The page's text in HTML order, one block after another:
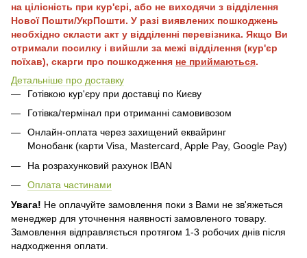
на цілісність при кур'єрі, або не виходячи з відділення
Нової Пошти/УкрПошти. У разі виявлених пошкоджень
необхідно скласти акт у відділенні перевізника. Якщо Ви
отримали посилку і вийшли за межі відділення (кур'єр
поїхав), скарги про пошкодження не приймаються.
Детальніше про доставку
Готівкою кур'єру при доставці по Києву
Готівка/термінал при отриманні самовивозом
Онлайн-оплата через захищений еквайринг
Монобанк (карти Visa, Mastercard, Apple Pay, Google Pay)
На розрахунковий рахунок IBAN
Оплата частинами
Увага! Не оплачуйте замовлення поки з Вами не зв'яжеться
менеджер для уточнення наявності замовленого товару.
Замовлення відправляється протягом 1-3 робочих днів після
надходження оплати.